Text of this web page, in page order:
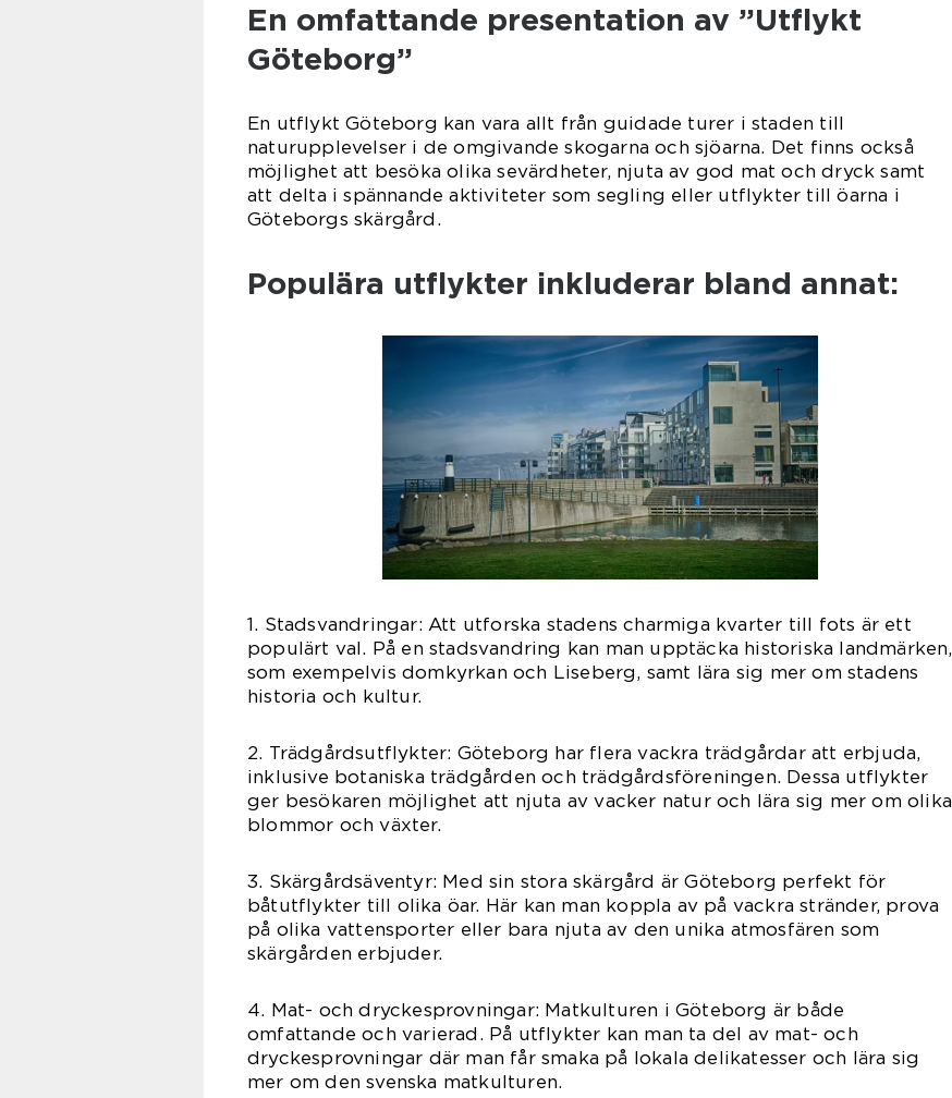
En omfattande presentation av ”Utflykt
Göteborg”
En utflykt Göteborg kan vara allt från guidade turer i staden till
naturupplevelser i de omgivande skogarna och sjöarna. Det finns också
möjlighet att besöka olika sevärdheter, njuta av god mat och dryck samt
att delta i spännande aktiviteter som segling eller utflykter till öarna i
Göteborgs skärgård.
Populära utflykter inkluderar bland annat:
1. Stadsvandringar: Att utforska stadens charmiga kvarter till fots är ett
populärt val. På en stadsvandring kan man upptäcka historiska landmärken,
som exempelvis domkyrkan och Liseberg, samt lära sig mer om stadens
historia och kultur.
2. Trädgårdsutflykter: Göteborg har flera vackra trädgårdar att erbjuda,
inklusive botaniska trädgården och trädgårdsföreningen. Dessa utflykter
ger besökaren möjlighet att njuta av vacker natur och lära sig mer om olika
blommor och växter.
3. Skärgårdsäventyr: Med sin stora skärgård är Göteborg perfekt för
båtutflykter till olika öar. Här kan man koppla av på vackra stränder, prova
på olika vattensporter eller bara njuta av den unika atmosfären som
skärgården erbjuder.
4. Mat- och dryckesprovningar: Matkulturen i Göteborg är både
omfattande och varierad. På utflykter kan man ta del av mat- och
dryckesprovningar där man får smaka på lokala delikatesser och lära sig
mer om den svenska matkulturen.